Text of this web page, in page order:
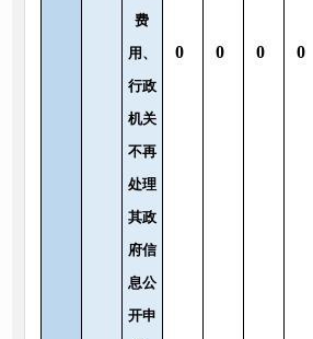
费
用、
行政
机关
不再
处理
其政
府信
息公
开申
0 0 0 0